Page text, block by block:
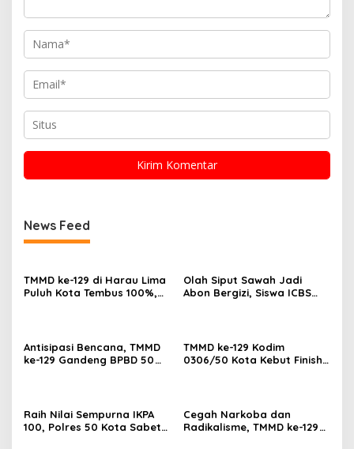
News Feed
TMMD ke-129 di Harau Lima
Puluh Kota Tembus 100%,
Olah Siput Sawah Jadi
Abon Bergizi, Siswa ICBS
Antisipasi Bencana, TMMD
ke-129 Gandeng BPBD 50
TMMD ke-129 Kodim
0306/50 Kota Kebut Finish:
Raih Nilai Sempurna IKPA
100, Polres 50 Kota Sabet
Cegah Narkoba dan
Radikalisme, TMMD ke-129